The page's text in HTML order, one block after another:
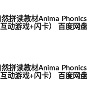
拼读教材Anima
动游戏+闪卡） 百度网
拼读教材Anima
动游戏+闪卡） 百度网